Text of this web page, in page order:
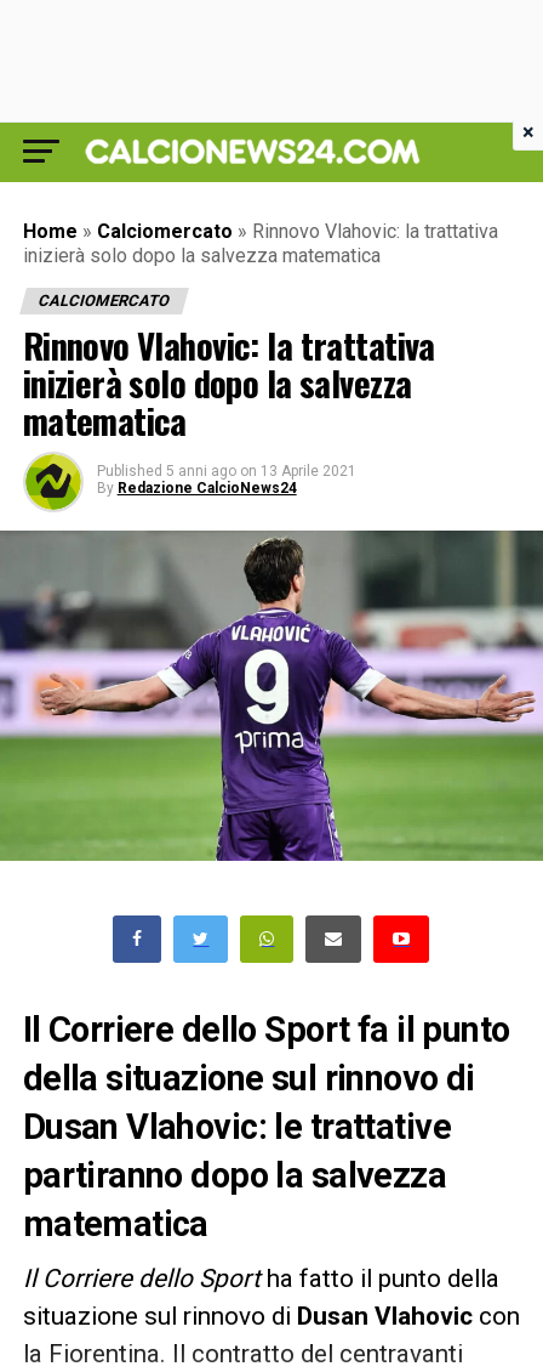
Home » Calciomercato » Rinnovo Vlahovic: la trattativa
inizierà solo dopo la salvezza matematica
CALCIOMERCATO
Rinnovo Vlahovic: la trattativa
inizierà solo dopo la salvezza
matematica
Published 5 anni ago on 13 Aprile 2021
By Redazione CalcioNews24
Il Corriere dello Sport fa il punto
della situazione sul rinnovo di
Dusan Vlahovic: le trattative
partiranno dopo la salvezza
matematica
Il Corriere dello Sportha fatto il punto della
situazione sul rinnovo di Dusan Vlahoviccon
la Fiorentina. Il contratto del centravanti
×